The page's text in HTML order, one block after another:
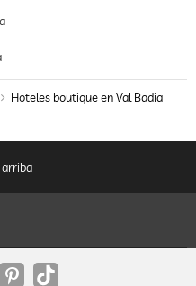
Hoteles boutique en Val Badia
arriba